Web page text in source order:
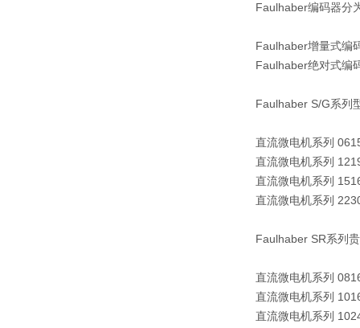
Faulhaber编码器分
Faulhaber增量式编
Faulhaber绝对式编
Faulhaber S/G系列
直流微电机系列
直流微电机系列
直流微电机系列
直流微电机系列
Faulhaber SR系列
直流微电机系列
直流微电机系列
直流微电机系列